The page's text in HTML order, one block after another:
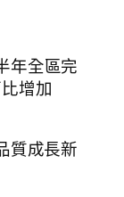
年全區完
增加
質成長新